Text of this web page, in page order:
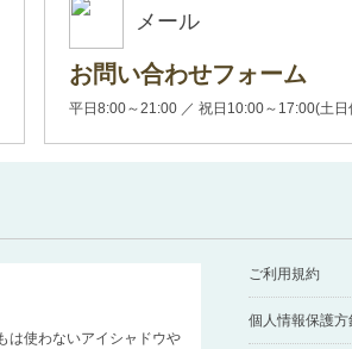
メール
お問い合わせフォーム
平日8:00～21:00 ／ 祝日10:00～17:00(土日
は使わないアイシャドウや
ご利用規約
個人情報保護方